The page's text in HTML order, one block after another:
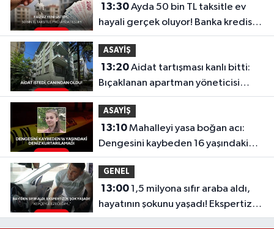
13:30Ayda 50 bin TL taksitle ev
hayali gerçek oluyor! Banka kredisiz,
faizsiz yeni sistem...
ASAYİŞ
13:20Aidat tartışması kanlı bitti:
Bıçaklanan apartman yöneticisi
hayatını kaybetti!
ASAYİŞ
13:10Mahalleyi yasa boğan acı:
Dengesini kaybeden 16 yaşındaki
Deniz kurtarılamadı
GENEL
13:001,5 milyona sıfır araba aldı,
hayatının şokunu yaşadı! Ekspertize
götürünce gerçek ortaya çıktı